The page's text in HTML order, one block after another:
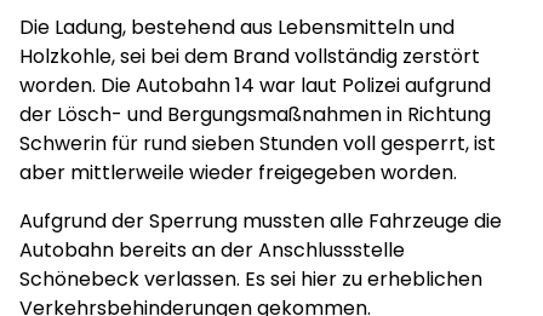
Die Ladung, bestehend aus Lebensmitteln und
Holzkohle, sei bei dem Brand vollständig zerstört
worden. Die Autobahn 14 war laut Polizei aufgrund
der Lösch- und Bergungsmaßnahmen in Richtung
Schwerin für rund sieben Stunden voll gesperrt, ist
aber mittlerweile wieder freigegeben worden.
Aufgrund der Sperrung mussten alle Fahrzeuge die
Autobahn bereits an der Anschlussstelle
Schönebeck verlassen. Es sei hier zu erheblichen
Verkehrsbehinderungen gekommen.